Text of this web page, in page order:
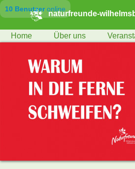
10 Benutzeronline
naturfreunde-
Home Über uns